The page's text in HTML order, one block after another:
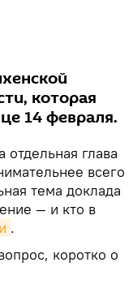
которая
14 февраля.
глава
всего
тема доклада
— и кто в
.
коротко о